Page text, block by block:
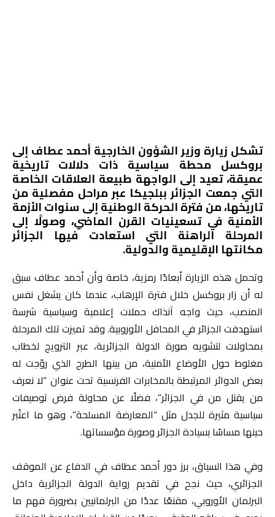
تشكل زيارة وزير الشؤون الخارجية أحمد عطاف إلى
بروكسل محطة سياسية ذات دلالات تاريخية
عميقة، تعيد إلى الواجهة طبيعة العلاقات الخاصة
التي جمعت الجزائر ببلجيكا عبر مراحل مفصلية من
تاريخها، من فترة الحركة الوطنية إلى سنوات الأزمة
الأمنية في تسعينيات القرن الماضي، وصولًا إلى
المرحلة الراهنة التي استعادت فيها الجزائر
مكانتها الإقليمية والدولية.
وتحمل هذه الزيارة أبعادًا رمزية، خاصة وأن أحمد عطاف سبق
له أن زار بروكسل خلال فترة الإرهاب، عندما كان يشغل نفس
المنصب، حيث واجه آنذاك حملات إعلامية وسياسية شرسة
استهدفت الجزائر في المحافل الأوروبية. وقد تميزت تلك المرحلة
بمحاولات لتشويه صورة الدولة الجزائرية، عبر الترويج لخطاب
مغلوط حول الأوضاع الأمنية، من بينها الطرح الذي روّجت له
بعض الدوائر المرتبطة بالمخابرات الفرنسية تحت عنوان “لا نعرف
من يقتل من في الجزائر”، فضلًا عن محاولة فرض توصيفات
سياسية مثيرة للجدل مثل “المعارضة المسلحة”، وهو ما اعتُبر
حينها مساسًا بسيادة الجزائر وصورة مؤسساتها.
وفي هذا السياق، برز دور أحمد عطاف في الدفاع عن الموقف
الجزائري، حيث نجح في تقديم رواية الدولة الجزائرية داخل
البرلمان الأوروبي، مقنعًا عددًا من البرلمانيين بضرورة فهم ما